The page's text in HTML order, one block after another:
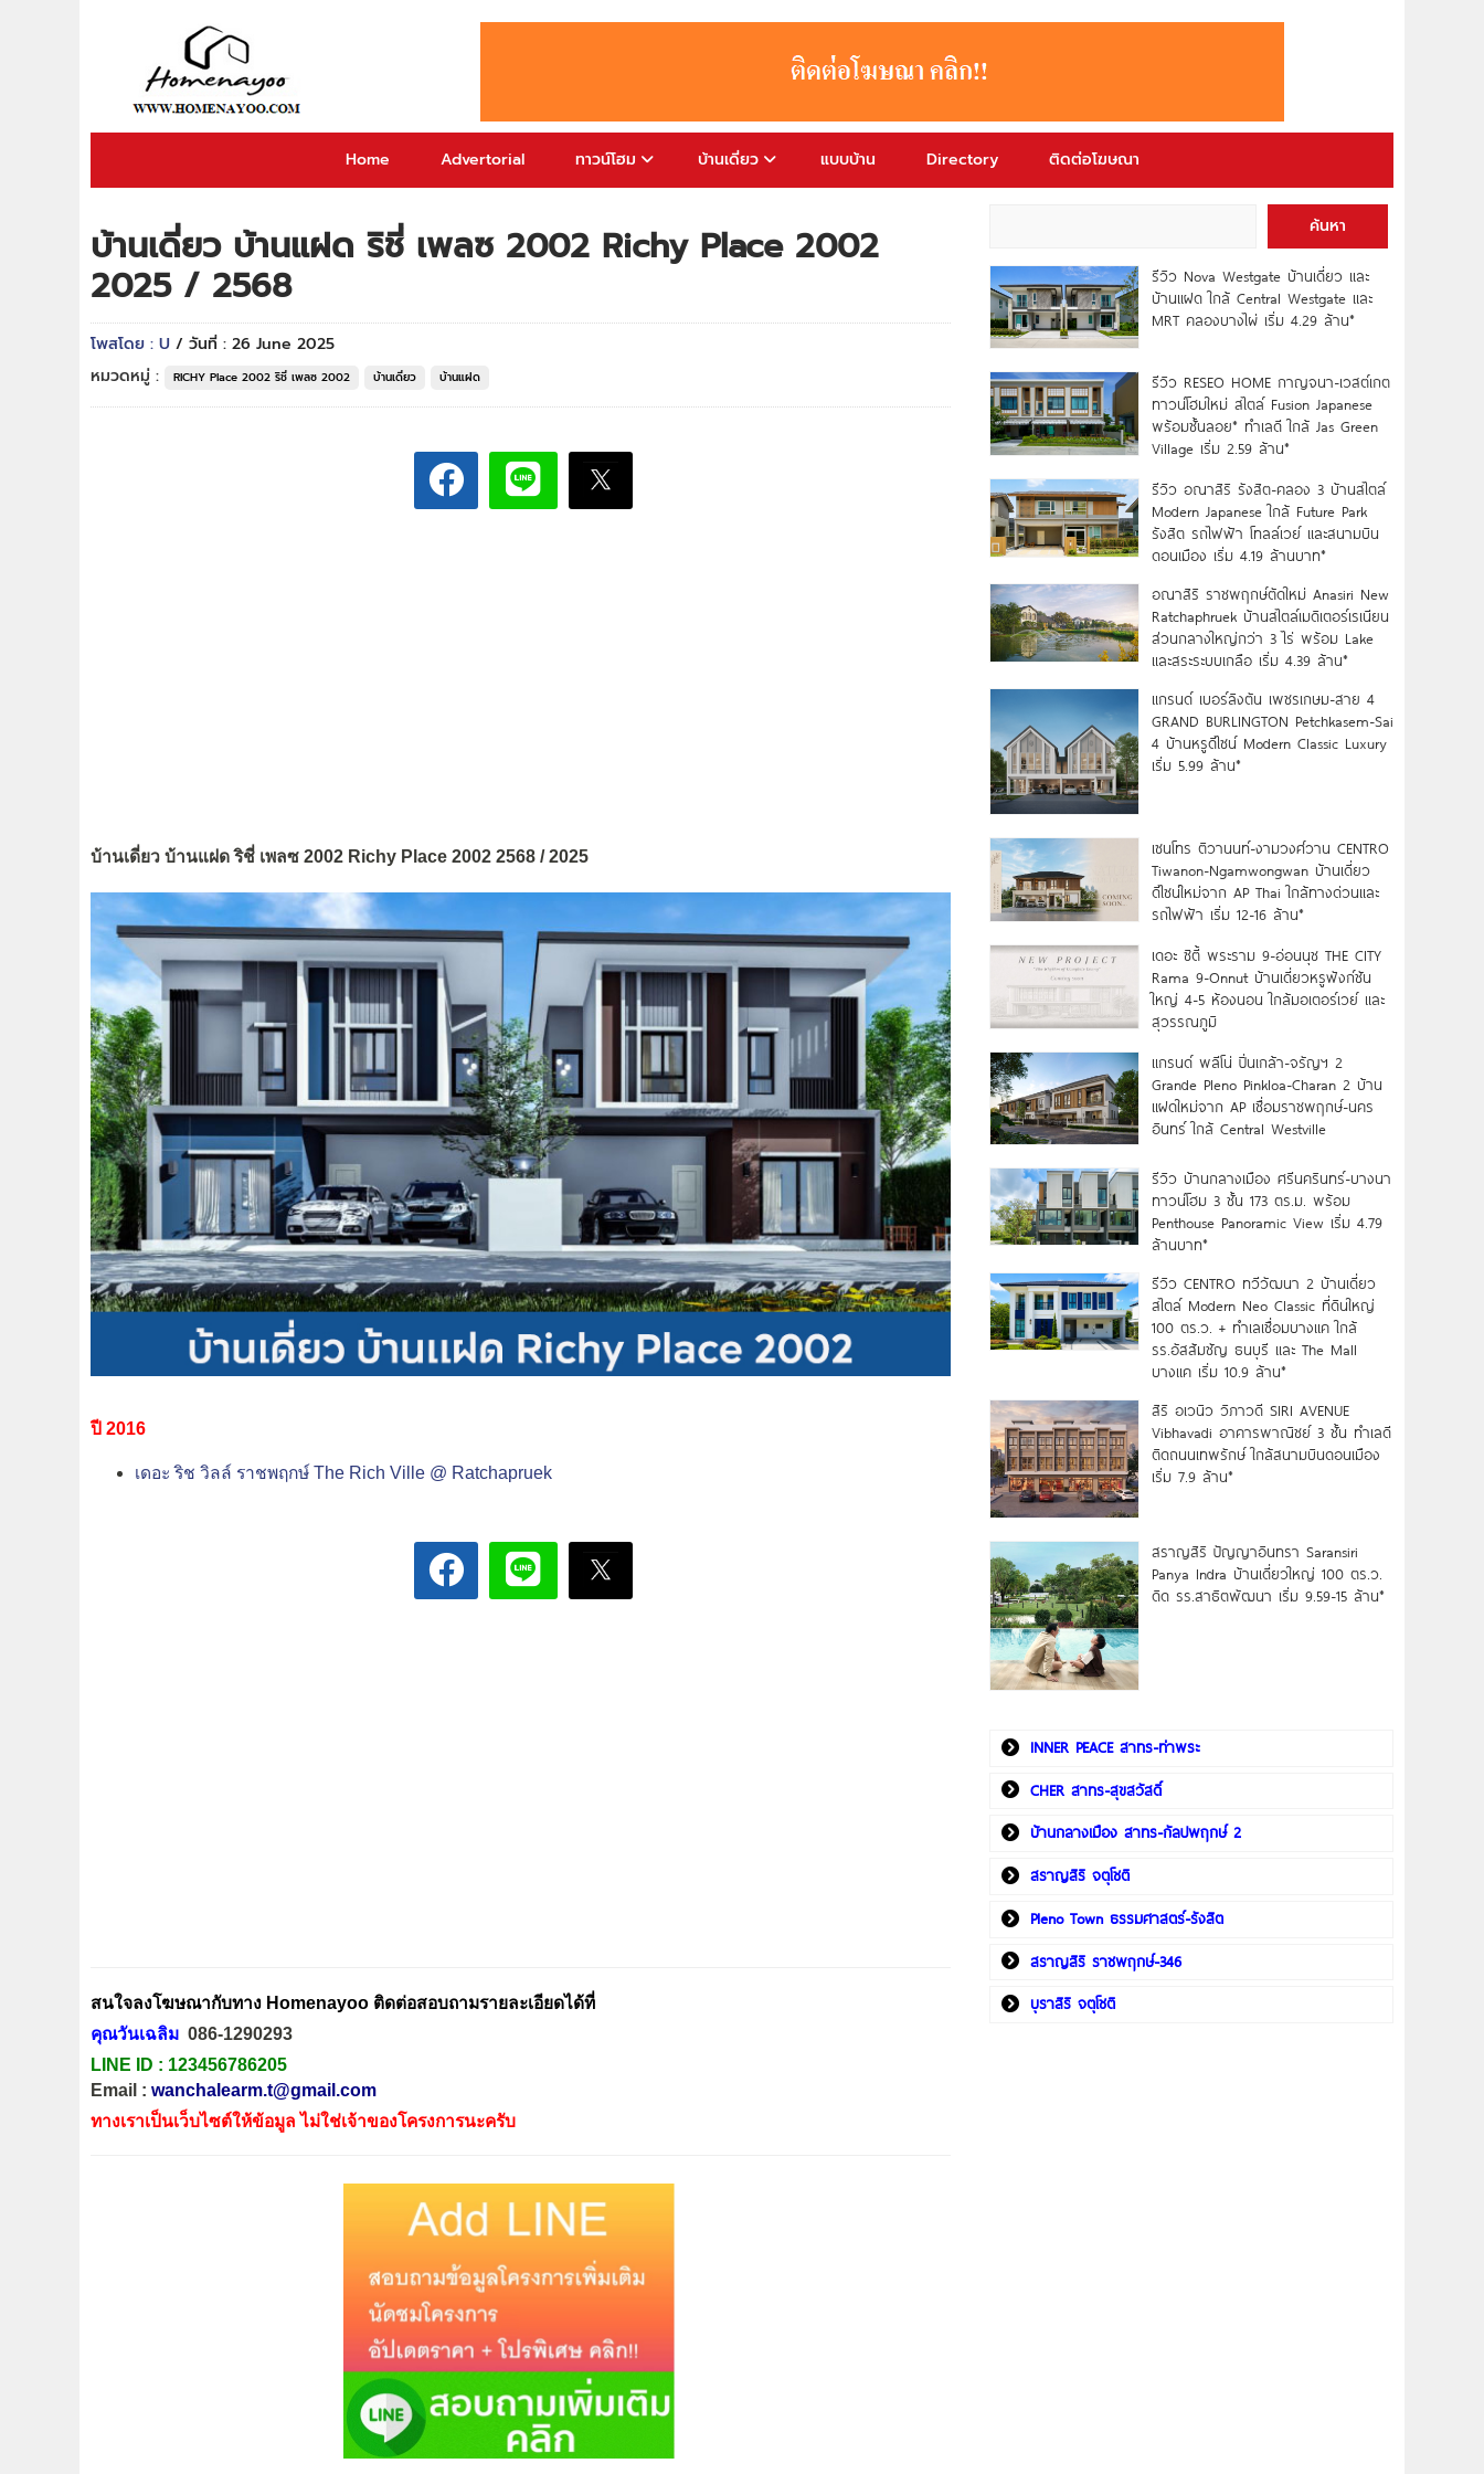
Home Advertorial ทาวน์โฮม บ้านเดี่ยว แบบบ้าน Directory ติดต่อโฆษณา
บ้านเดี่ยว บ้านแฝด ริชี่ เพลซ 2002 Richy Place 2002
2025 / 2568
โพสโดย : U / วันที่ : 26 June 2025
หมวดหมู่ :
RICHY Place 2002 ริชี่ เพลซ 2002 บ้านเดี่ยว บ้านแฝด
บ้านเดี่ยว บ้านแฝด ริชี่ เพลซ 2002 Richy Place 2002 2568 / 2025
ปี 2016
เดอะ ริช วิลล์ ราชพฤกษ์ The Rich Ville @ Ratchapruek
สนใจลงโฆษณากับทาง Homenayoo ติดต่อสอบถามรายละเอียดได้ที่
คุณวันเฉลิม 086-1290293
LINE ID : 123456786205
Email : wanchalearm.t@gmail.com
ทางเราเป็นเว็บไซต์ให้ข้อมูล ไม่ใช่เจ้าของโครงการนะครับ
ค้นหา
รีวิว Nova Westgate บ้านเดี่ยว และ
บ้านแฝด ใกล้ Central Westgate และ
MRT คลองบางไผ่ เริ่ม 4.29 ล้าน*
รีวิว RESEO HOME กาญจนา-เวสต์เกต
ทาวน์โฮมใหม่ สไตล์ Fusion Japanese
พร้อมชั้นลอย* ทำเลดี ใกล้ Jas Green
Village เริ่ม 2.59 ล้าน*
รีวิว อณาสิริ รังสิต-คลอง 3 บ้านสไตล์
Modern Japanese ใกล้ Future Park
รังสิต รถไฟฟ้า โทลล์เวย์ และสนามบิน
ดอนเมือง เริ่ม 4.19 ล้านบาท*
อณาสิริ ราชพฤกษ์ตัดใหม่ Anasiri New
Ratchaphruek บ้านสไตล์เมดิเตอร์เรเนียน
ส่วนกลางใหญ่กว่า 3 ไร่ พร้อม Lake
และสระระบบเกลือ เริ่ม 4.39 ล้าน*
แกรนด์ เบอร์ลิงตัน เพชรเกษม-สาย 4
GRAND BURLINGTON Petchkasem-Sai
4 บ้านหรูดีไซน์ Modern Classic Luxury
เริ่ม 5.99 ล้าน*
เซนโทร ติวานนท์-งามวงศ์วาน CENTRO
Tiwanon-Ngamwongwan บ้านเดี่ยว
ดีไซน์ใหม่จาก AP Thai ใกล้ทางด่วนและ
รถไฟฟ้า เริ่ม 12-16 ล้าน*
เดอะ ซิตี้ พระราม 9-อ่อนนุช THE CITY
Rama 9-Onnut บ้านเดี่ยวหรูฟังก์ชัน
ใหญ่ 4-5 ห้องนอน ใกล้มอเตอร์เวย์ และ
สุวรรณภูมิ
แกรนด์ พลีโน่ ปิ่นเกล้า-จรัญฯ 2
Grande Pleno Pinkloa-Charan 2 บ้าน
แฝดใหม่จาก AP เชื่อมราชพฤกษ์-นคร
อินทร์ ใกล้ Central Westville
รีวิว บ้านกลางเมือง ศรีนครินทร์-บางนา
ทาวน์โฮม 3 ชั้น 173 ตร.ม. พร้อม
Penthouse Panoramic View เริ่ม 4.79
ล้านบาท*
รีวิว CENTRO ทวีวัฒนา 2 บ้านเดี่ยว
สไตล์ Modern Neo Classic ที่ดินใหญ่
100 ตร.ว. + ทำเลเชื่อมบางแค ใกล้
รร.อัสสัมชัญ ธนบุรี และ The Mall
บางแค เริ่ม 10.9 ล้าน*
สิริ อเวนิว วิภาวดี SIRI AVENUE
Vibhavadi อาคารพาณิชย์ 3 ชั้น ทำเลดี
ติดถนนเทพรักษ์ ใกล้สนามบินดอนเมือง
เริ่ม 7.9 ล้าน*
สราญสิริ ปัญญาอินทรา Saransiri
Panya Indra บ้านเดี่ยวใหญ่ 100 ตร.ว.
ดิด รร.สาธิตพัฒนา เริ่ม 9.59-15 ล้าน*
INNER PEACE สาทร-ท่าพระ
CHER สาทร-สุขสวัสดิ์
บ้านกลางเมือง สาทร-กัลปพฤกษ์ 2
สราญสิริ จตุโชติ
Pleno Town ธรรมศาสตร์-รังสิต
สราญสิริ ราชพฤกษ์-346
บุราสิริ จตุโชติ